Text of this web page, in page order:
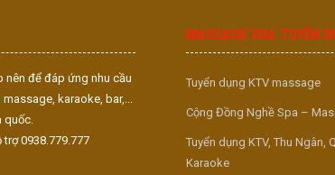
nên để đáp ứng nhu cầu
karaoke, bar,...
quốc.
0938.779.777
MASSAGE VUA TUYỂN
Tuyển dụng KTV massage
Cộng Đồng Nghề Spa –
Tuyển dụng KTV, Thu Ngân,
Karaoke